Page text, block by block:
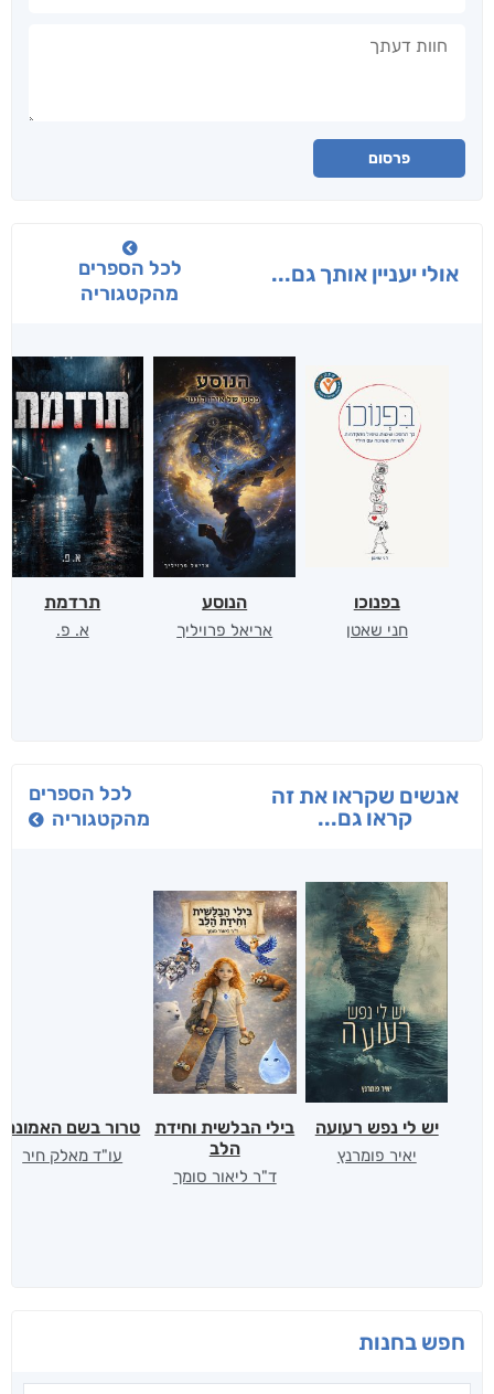
חפש בחנות
פרסום
אולי יעניין אותך גם...
לכל הספרים
מהקטגוריה
בפנוכו
חני שאטן
הנוסע
אריאל פרויליך
תרדמת
א. פ.
אנשים שקראו את זה
קראו גם...
לכל הספרים
מהקטגוריה
יש לי נפש רעועה
יאיר פומרנץ
בילי הבלשית וחידת
הלב
ד"ר ליאור סומך
טרור בשם האמונה
עו"ד מאלק חיר